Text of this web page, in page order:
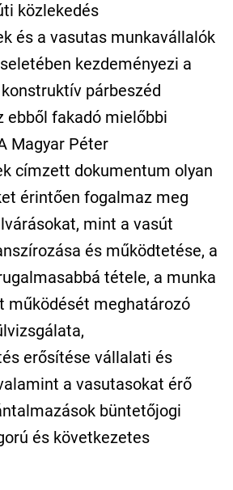
közlekedés
és a vasutas munkavállalók
kezdeményezi a
párbeszéd
ebből fakadó mielőbbi
Magyar Péter
címzett dokumentum olyan
érintően fogalmaz meg
mint a vasút
és működtetése, a
tétele, a munka
működését meghatározó
erősítése vállalati és
a vasutasokat érő
büntetőjogi
és következetes